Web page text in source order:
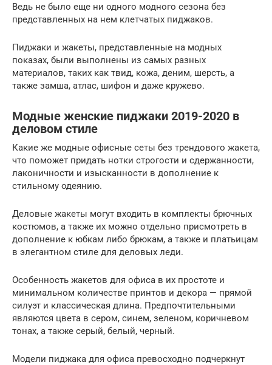
Ведь не было еще ни одного модного сезона без
представленных на нем клетчатых пиджаков.
Пиджаки и жакеты, представленные на модных
показах, были выполнены из самых разных
материалов, таких как твид, кожа, деним, шерсть, а
также замша, атлас, шифон и даже кружево.
Модные женские пиджаки 2019-2020 в
деловом стиле
Какие же модные офисные сеты без трендового жакета,
что поможет придать нотки строгости и сдержанности,
лаконичности и изысканности в дополнение к
стильному одеянию.
Деловые жакеты могут входить в комплекты брючных
костюмов, а также их можно отдельно присмотреть в
дополнение к юбкам либо брюкам, а также и платьицам
в элегантном стиле для деловых леди.
Особенность жакетов для офиса в их простоте и
минимальном количестве принтов и декора — прямой
силуэт и классическая длина. Предпочтительными
являются цвета в сером, синем, зеленом, коричневом
тонах, а также серый, белый, черный.
Модели пиджака для офиса превосходно подчеркнут